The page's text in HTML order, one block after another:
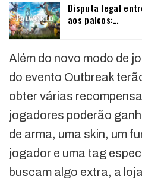
Disputa legal
aos palcos:…
Além do novo modo de
do evento Outbreak
obter várias
jogadores poderão
de arma, uma skin, um
jogador e uma tag
buscam algo extra, a